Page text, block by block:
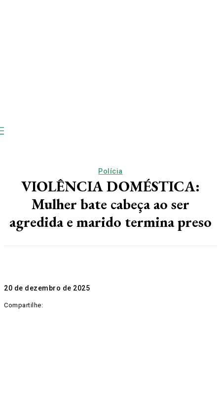
Polícia
VIOLÊNCIA DOMÉSTICA:
Mulher bate cabeça ao ser
agredida e marido termina preso
20 de dezembro de 2025
Compartilhe: